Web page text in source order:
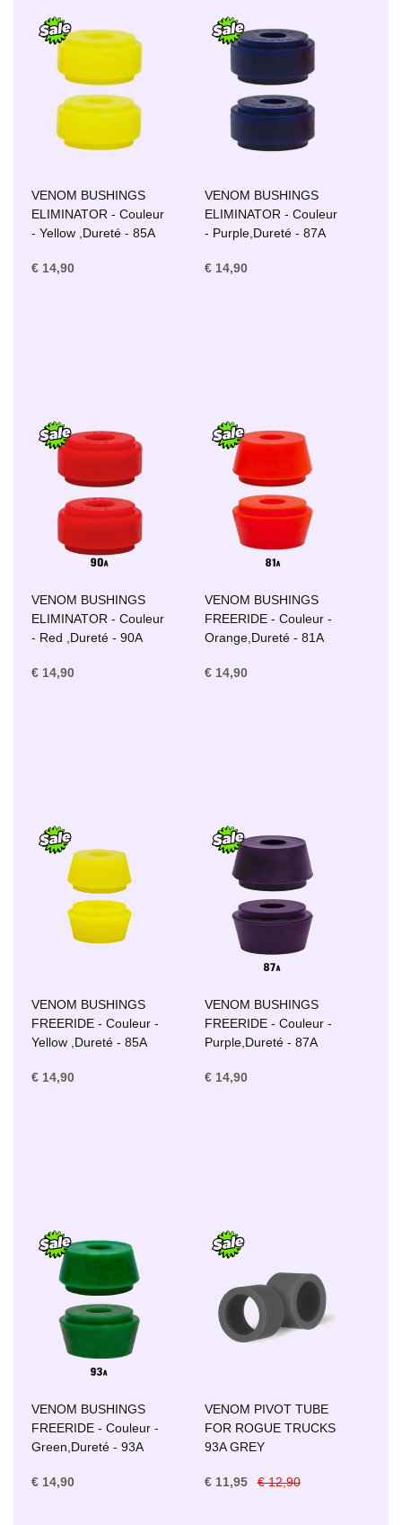
VENOM BUSHINGS
ELIMINATOR - Couleur
- Yellow ,Dureté - 85A
€ 14,90
VENOM BUSHINGS
ELIMINATOR - Couleur
- Purple,Dureté - 87A
€ 14,90
VENOM BUSHINGS
ELIMINATOR - Couleur
- Red ,Dureté - 90A
€ 14,90
VENOM BUSHINGS
FREERIDE - Couleur -
Orange,Dureté - 81A
€ 14,90
VENOM BUSHINGS
FREERIDE - Couleur -
Yellow ,Dureté - 85A
€ 14,90
VENOM BUSHINGS
FREERIDE - Couleur -
Purple,Dureté - 87A
€ 14,90
VENOM BUSHINGS
FREERIDE - Couleur -
Green,Dureté - 93A
€ 14,90
VENOM PIVOT TUBE
FOR ROGUE TRUCKS
93A GREY
€ 11,95 € 12,90